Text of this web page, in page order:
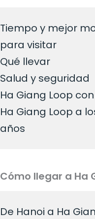
Tiempo y mejor
para visitar
Qué llevar
Salud y seguridad
Ha Giang Loop
Ha Giang Loop a
años
Cómo llegar a Ha
De Hanoi a Ha